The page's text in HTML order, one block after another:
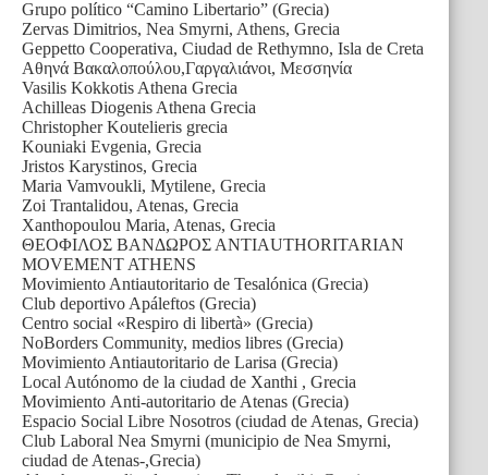
Grupo político “Camino Libertario” (Grecia)
Zervas Dimitrios, Nea Smyrni, Athens, Grecia
Geppetto Cooperativa, Ciudad de Rethymno, Isla de Creta
Αθηνά Βακαλοπούλου,Γαργαλιάνοι, Μεσσηνία
Vasilis Kokkotis Athena Grecia
Achilleas Diogenis Athena Grecia
Christopher Koutelieris grecia
Kouniaki Evgenia, Grecia
Jristos Karystinos, Grecia
Maria Vamvoukli, Mytilene, Grecia
Zoi Trantalidou, Atenas, Grecia
Xanthopoulou Maria, Atenas, Grecia
ΘΕΟΦΙΛΟΣ ΒΑΝΔΩΡΟΣ ΑΝΤΙΑUTHORITARIAN
MOVEMENT ATHENS
Movimiento Antiautoritario de Tesalónica (Grecia)
Club deportivo Apáleftos (Grecia)
Centro social «Respiro di libertà» (Grecia)
NoBorders Community, medios libres (Grecia)
Movimiento Antiautoritario de Larisa (Grecia)
Local Autónomo de la ciudad de Xanthi , Grecia
Μovimiento Αnti-autoritario de Atenas (Grecia)
Espacio Social Libre Nosotros (ciudad de Atenas, Grecia)
Club Laboral Nea Smyrni (municipio de Nea Smyrni,
ciudad de Atenas-,Grecia)